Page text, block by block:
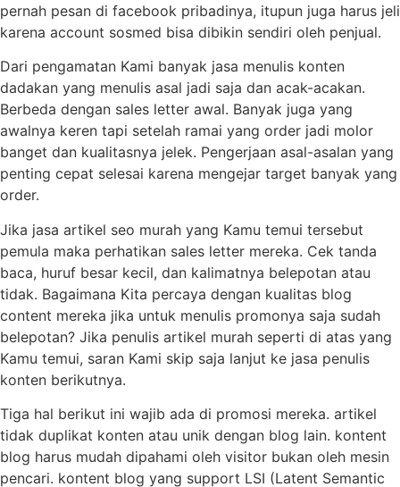
pernah pesan di facebook pribadinya, itupun juga harus jeli
karena account sosmed bisa dibikin sendiri oleh penjual.
Dari pengamatan Kami banyak jasa menulis konten
dadakan yang menulis asal jadi saja dan acak-acakan.
Berbeda dengan sales letter awal. Banyak juga yang
awalnya keren tapi setelah ramai yang order jadi molor
banget dan kualitasnya jelek. Pengerjaan asal-asalan yang
penting cepat selesai karena mengejar target banyak yang
order.
Jika jasa artikel seo murah yang Kamu temui tersebut
pemula maka perhatikan sales letter mereka. Cek tanda
baca, huruf besar kecil, dan kalimatnya belepotan atau
tidak. Bagaimana Kita percaya dengan kualitas blog
content mereka jika untuk menulis promonya saja sudah
belepotan? Jika penulis artikel murah seperti di atas yang
Kamu temui, saran Kami skip saja lanjut ke jasa penulis
konten berikutnya.
Tiga hal berikut ini wajib ada di promosi mereka. artikel
tidak duplikat konten atau unik dengan blog lain. kontent
blog harus mudah dipahami oleh visitor bukan oleh mesin
pencari. kontent blog yang support LSI (Latent Semantic